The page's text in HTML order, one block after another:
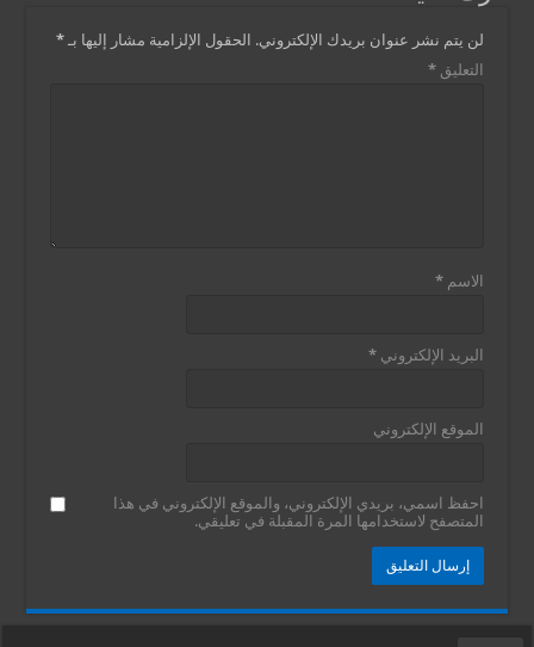
لن يتم نشر عنوان بريدك الإلكتروني. الحقول الإلزامية مشار إليها بـ*
التعليق*
الاسم*
البريد الإلكتروني*
الموقع الإلكتروني
احفظ اسمي، بريدي الإلكتروني، والموقع الإلكتروني في هذا
المتصفح لاستخدامها المرة المقبلة في تعليقي.